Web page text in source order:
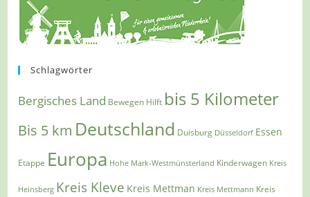
Schlagwörter
Bergisches Land Bewegen Hilft bis 5 Kilometer
Bis 5 km Deutschland Duisburg Düsseldorf Essen
Etappe Europa Hohe Mark-Westmünsterland Kinderwagen Kreis
Heinsberg Kreis Kleve Kreis Mettman Kreis Mettmann Kreis